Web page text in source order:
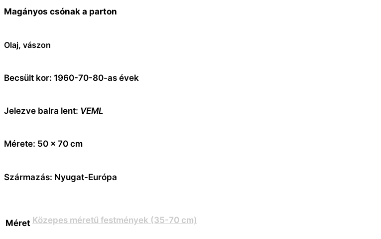
Magányos csónak a parton
Olaj, vászon
Becsült kor: 1960-70-80-as évek
Jelezve balra lent: VEML
Mérete: 50 x 70 cm
Származás: Nyugat-Európa
Méret Közepes méretű festmények (35-70 cm)